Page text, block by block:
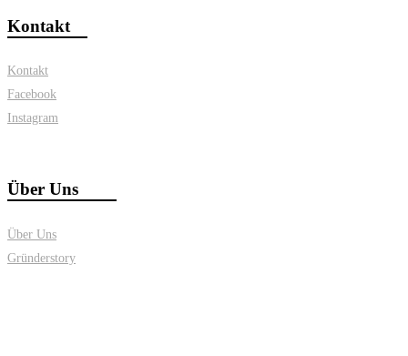
Kontakt
Kontakt
Facebook
Instagram
Über Uns
Über Uns
Gründerstory